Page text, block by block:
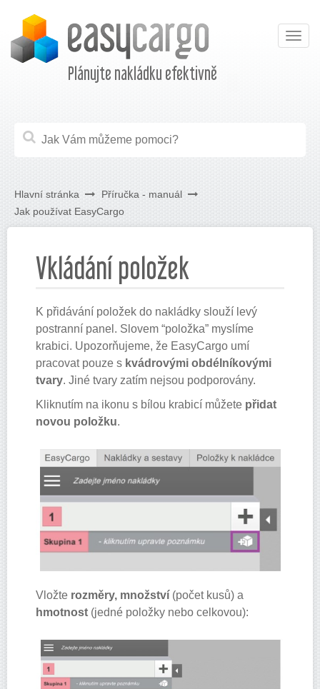
Plánujte nakládku efektivně
Hlavní stránka
Příručka - manuál
Jak používat EasyCargo
Vkládání položek
K přidávání položek do nakládky slouží levý
postranní panel. Slovem “položka” myslíme
krabici. Upozorňujeme, že EasyCargo umí
pracovat pouze s kvádrovými obdélníkovými
tvary. Jiné tvary zatím nejsou podporovány.
Kliknutím na ikonu s bílou krabicí můžete přidat
novou položku.
Vložte rozměry, množství (počet kusů) a
hmotnost (jedné položky nebo celkovou):